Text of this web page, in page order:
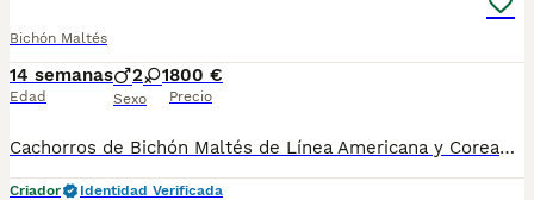
Bichón Maltés
14 semanas
Edad
2 1
Sexo
800 €
Precio
Cachorros de Bichón Maltés de Línea Americana y Coreana descendientes de las mejores líneas. Excelente carácter, muy juguetón y alegre. Con mucho pelo y buen tamaño. Cría familiar y selección especializada, todos nuestros cachorros son Nacionales y criados exclusivamente por nosotros, más de 15 años de experiencia. Los entregamos con las vacunas pertinentes, desparasitados, garantía por escrito, certificado de salud firmado por el veterinario, chip, pasaporte, factura de compra y inscritos en el libro de orígenes( Pedigree). Posibilidad de pago a plazos mediante nuestro tpv. Te llevamos el cachorro hasta tu casa si no puedes venir a recogerlo. Precio desde 800€
Criador
Identidad Verificada